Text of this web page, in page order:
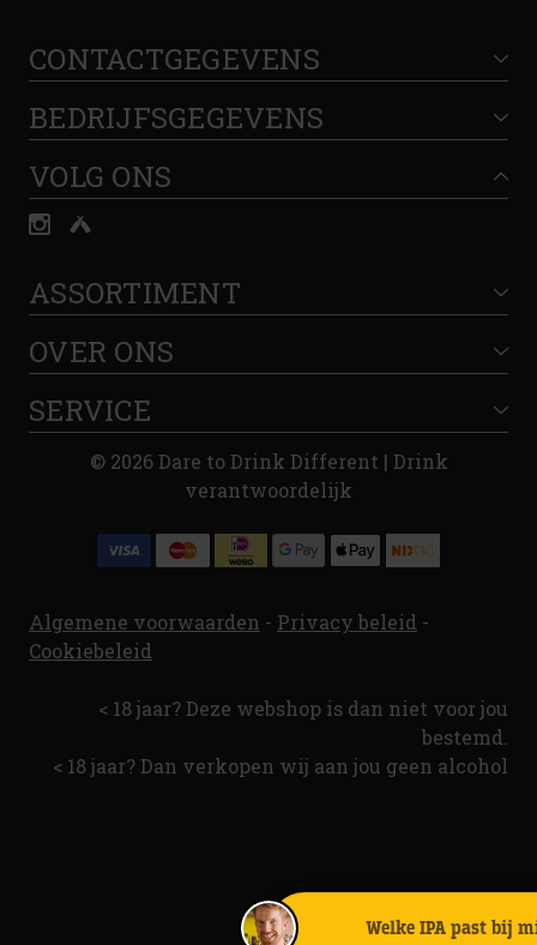
CONTACTGEGEVENS
BEDRIJFSGEGEVENS
VOLG ONS
ASSORTIMENT
OVER ONS
SERVICE
© 2026 Dare to Drink Different | Drink
verantwoordelijk
Algemene voorwaarden - Privacy beleid -
Cookiebeleid
< 18 jaar? Deze webshop is dan niet voor jou
bestemd.
< 18 jaar? Dan verkopen wij aan jou geen alcohol